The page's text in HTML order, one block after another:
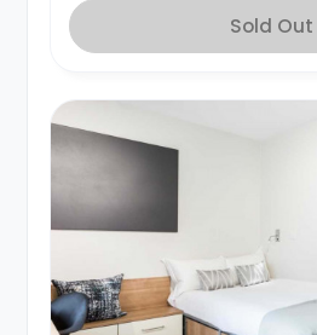
Sold Out